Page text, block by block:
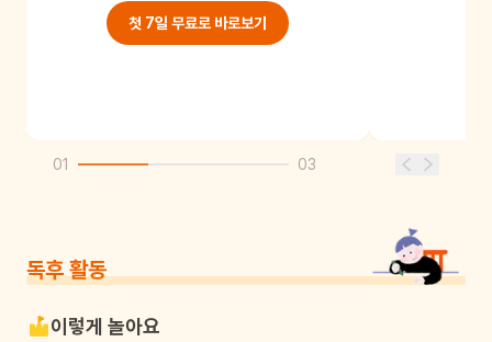
첫 7일 무료로 바로보기
01 03
독후 활동
이렇게 놀아요